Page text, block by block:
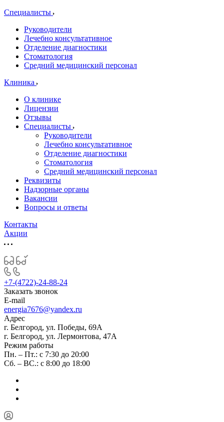
Специалисты
Руководители
Лечебно консультативное
Отделение диагностики
Стоматология
Средний медицинский персонал
Клиника
О клинике
Лицензии
Отзывы
Специалисты
Руководители
Лечебно консультативное
Отделение диагностики
Стоматология
Средний медицинский персонал
Реквизиты
Надзорные органы
Вакансии
Вопросы и ответы
Контакты
Акции
+7-(4722)-24-88-24
Заказать звонок
E-mail
energia7676@yandex.ru
Адрес
г. Белгород, ул. Победы, 69А
г. Белгород, ул. Лермонтова, 47А
Режим работы
Пн. – Пт.: с 7:30 до 20:00
Сб. – ВС.: с 8:00 до 18:00